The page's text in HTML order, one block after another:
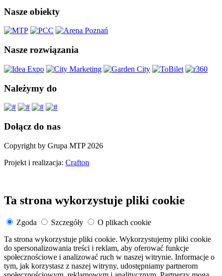
Nasze obiekty
Nasze rozwiązania
Należymy do
Dołącz do nas
Copyright by Grupa MTP 2026
Projekt i realizacja: Crafton
Ta strona wykorzystuje pliki cookie
Zgoda Szczegóły
O plikach cookie
Ta strona wykorzystuje pliki cookie. Wykorzystujemy pliki cookie
do spersonalizowania treści i reklam, aby oferować funkcje
społecznościowe i analizować ruch w naszej witrynie. Informacje o
tym, jak korzystasz z naszej witryny, udostępniamy partnerom